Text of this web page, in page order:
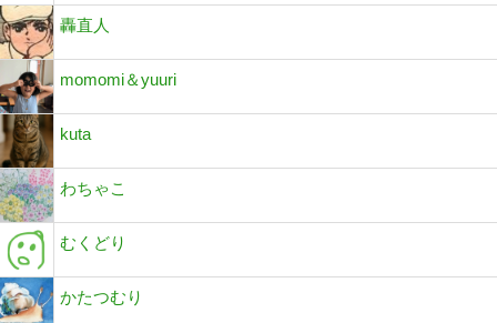
轟直人
momomi＆yuuri
kuta
わちゃこ
むくどり
かたつむり